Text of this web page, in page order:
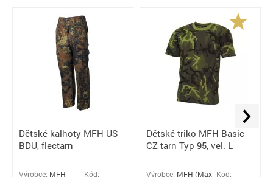
Dětské kalhoty MFH US
BDU, flectarn
Výrobce: MFH
Kód:
Dětské triko MFH Basic
CZ tarn Typ 95, vel. L
Výrobce: MFH (Max Kód: